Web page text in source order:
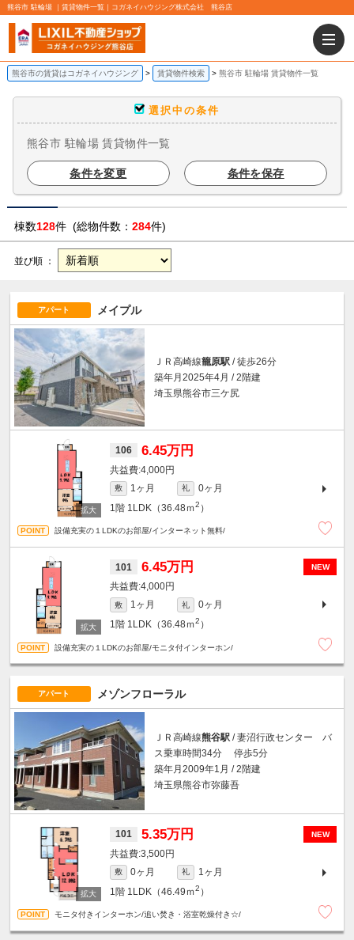
熊谷市 駐輪場 ｜賃貸物件一覧｜コガネイハウジング株式会社 熊谷店
熊谷市の賃貸はコガネイハウジング 賃貸物件検索 熊谷市 駐輪場 賃貸物件一覧
選択中の条件
熊谷市 駐輪場 賃貸物件一覧
条件を変更 条件を保存
棟数128件 (総物件数： 284件)
並び順 ：
アパート メイプル
ＪＲ高崎線籠原駅 / 徒歩26分
築年月2025年4月 / 2階建
埼玉県熊谷市三ケ尻
106 6.45万円
4,000円
敷 1ヶ月 礼
0ヶ月
1階 1LDK（36.48ｍ2 ）
設備充実の１LDKのお部屋/インターネット無料/
NEW
101 6.45万円
4,000円
敷 1ヶ月 礼
0ヶ月
1階 1LDK（36.48ｍ2 ）
設備充実の１LDKのお部屋/モニタ付インターホン/
アパート メゾンフローラル
ＪＲ高崎線熊谷駅 / 妻沼行政センター バ
ス乗車時間34分 停歩5分
築年月2009年1月 / 2階建
埼玉県熊谷市弥藤吾
NEW
101 5.35万円
3,500円
敷 0ヶ月 礼
1ヶ月
1階 1LDK（46.49ｍ2 ）
モニタ付きインターホン/追い焚き・浴室乾燥付き☆/